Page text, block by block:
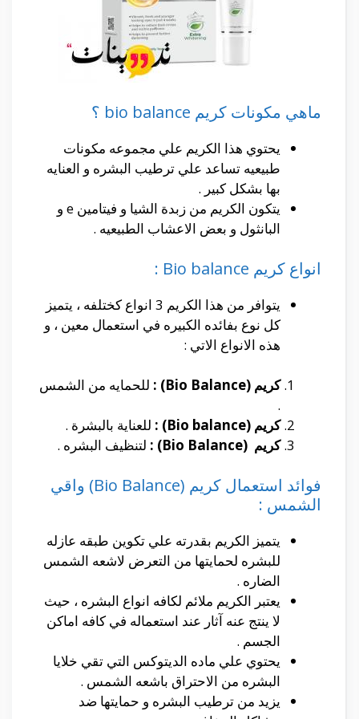
ماهي مكونات كريم bio balance ؟
يحتوي هذا الكريم علي مجموعه مكونات
طبيعيه تساعد علي ترطيب البشره و العنايه
بها بشكل كبير .
يتكون الكريم من زبدة الشيا و فيتامين e و
البانثول و بعض الاعشاب الطبيعيه .
انواع كريم Bio balance :
يتوافر من هذا الكريم 3 انواع كختلفه ، يتميز
كل نوع بفائده الكبيره في استعمال معين ، و
هذه الانواع الاتي :
كريم (Bio Balance) :
للحمايه من الشمس
.
كريم (Bio balance) :
للعناية بالبشرة .
كريم (Bio Balance) :
لتنظيف البشره .
فوائد استعمال كريم (Bio Balance) واقي
الشمس :
يتميز الكريم بقدرته علي تكوين طبقه عازله
للبشره لحمايتها من التعرض لاشعه الشمس
الضاره .
يعتبر الكريم ملائم لكافه انواع البشره ، حيث
لا ينتج عنه آثار عند استعماله في كافه اماكن
الجسم .
يحتوي علي ماده الديتوكس التي تقي خلايا
البشره من الاحتراق باشعه الشمس .
يزيد من ترطيب البشره و حمايتها ضد